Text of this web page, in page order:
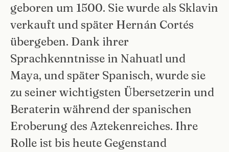
geboren um 1500. Sie wurde als Sklavin
verkauft und später Hernán Cortés
übergeben. Dank ihrer
Sprachkenntnisse in Nahuatl und
Maya, und später Spanisch, wurde sie
zu seiner wichtigsten Übersetzerin und
Beraterin während der spanischen
Eroberung des Aztekenreiches. Ihre
Rolle ist bis heute Gegenstand